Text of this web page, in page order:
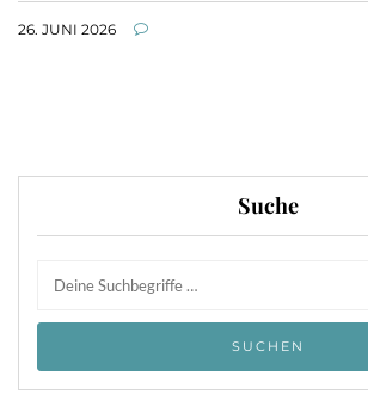
26. JUNI 2026
Suche